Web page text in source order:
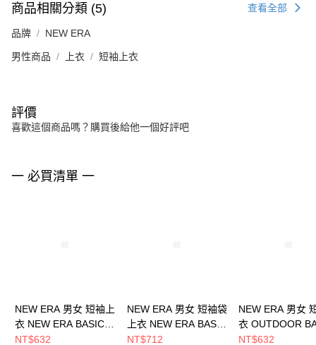
商品相關分類 (5) 查看全部
品牌 NEW ERA
男性商品 上衣 短袖上衣
評價
喜歡這個商品嗎？購買後給他一個好評吧
一 必買清單 一
NEW ERA 男女 短袖上
衣 NEW ERA BASIC
NEW ERA
NT$632
NEW ERA 男女 短袖袋
上衣 NEW ERA BASIC
NEW ERA
NT$712
NEW ERA 男女
衣 OUTDOOR
LOGO NEW ERA
NT$632